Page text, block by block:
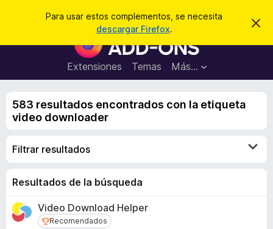
Para usar estos complementos, se necesita
descargar Firefox.
I
r
i
B
u
s
c
d
c
m
Extensiones Temas Más...
Iniciar sesión
s
583 resultados encontrados con la etiqueta
video downloader
Filtrar resultados
Resultados de la búsqueda
Video Download Helper
Recomendados
Recomendados